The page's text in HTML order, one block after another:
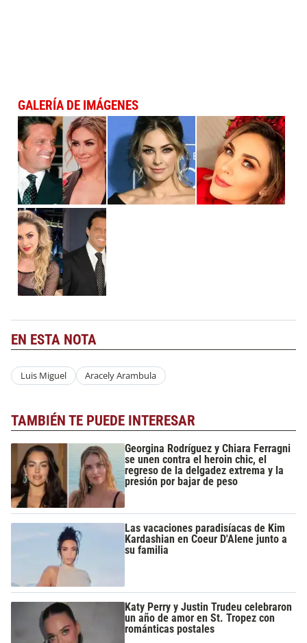
GALERÍA DE IMÁGENES
EN ESTA NOTA
Luis Miguel Aracely Arambula
TAMBIÉN TE PUEDE INTERESAR
Georgina Rodríguez y Chiara Ferragni
se unen contra el heroin chic, el
regreso de la delgadez extrema y la
presión por bajar de peso
Las vacaciones paradisíacas de Kim
Kardashian en Coeur D'Alene junto a
su familia
Katy Perry y Justin Trudeu celebraron
un año de amor en St. Tropez con
románticas postales